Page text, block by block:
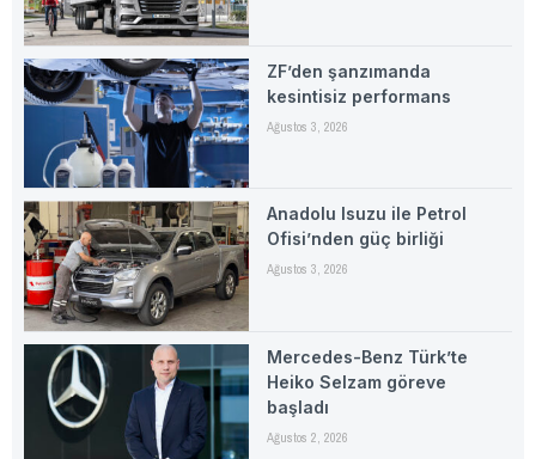
ZF’den şanzımanda
kesintisiz performans
Ağustos 3, 2026
Anadolu Isuzu ile Petrol
Ofisi’nden güç birliği
Ağustos 3, 2026
Mercedes-Benz Türk’te
Heiko Selzam göreve
başladı
Ağustos 2, 2026